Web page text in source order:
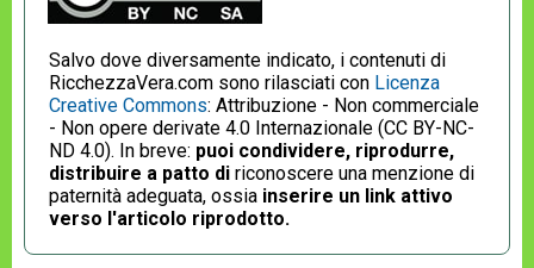
Salvo dove diversamente indicato, i contenuti di
RicchezzaVera.com sono rilasciati con Licenza
Creative Commons: Attribuzione - Non commerciale
- Non opere derivate 4.0 Internazionale (CC BY-NC-
ND 4.0). In breve: puoi condividere, riprodurre,
distribuire a patto di riconoscere una menzione di
paternità adeguata, ossia inserire un link attivo
verso l'articolo riprodotto.